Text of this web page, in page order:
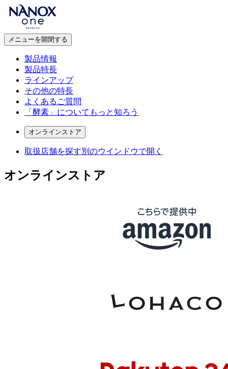
メニューを開閉する
製品情報
製品特長
ラインアップ
その他の特長
よくあるご質問
「酵素」についてもっと知ろう
オンラインストア
取扱店舗を探す別のウインドウで開く
オンラインストア